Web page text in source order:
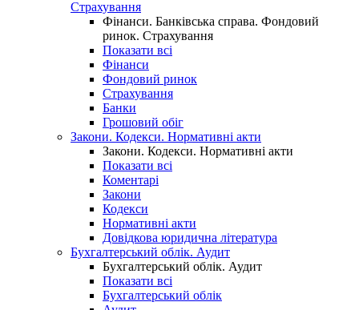
Страхування
Фінанси. Банківська справа. Фондовий
ринок. Страхування
Показати всі
Фінанси
Фондовий ринок
Страхування
Банки
Грошовий обіг
Закони. Кодекси. Нормативні акти
Закони. Кодекси. Нормативні акти
Показати всі
Коментарі
Закони
Кодекси
Нормативні акти
Довідкова юридична література
Бухгалтерський облік. Аудит
Бухгалтерський облік. Аудит
Показати всі
Бухгалтерський облік